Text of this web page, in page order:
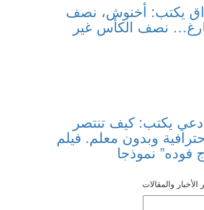
يكتب: أخنوش، نصف
نصف الكأس غير
يكتب: كيف تنتصر
وبدون معلم. فيلم
فوده” نموذجا
والمقالات